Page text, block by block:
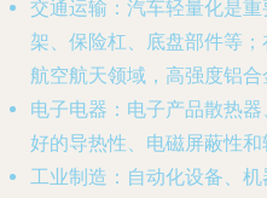
交通运输 ：汽车轻量化是
架、保险杠、底盘部件等
航空航天领域，高强度铝合
电子电器 ：电子产品散热
好的导热性、电磁屏蔽性和
工业制造 ：自动化设备、